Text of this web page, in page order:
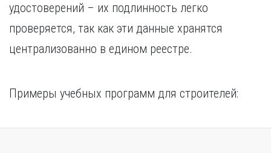
удостоверений – их подлинность легко
проверяется, так как эти данные хранятся
централизованно в едином реестре.
Примеры учебных программ для строителей: